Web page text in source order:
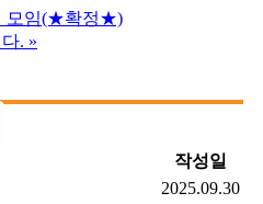
모임(★확정★)
. »
작성일
2025.09.30